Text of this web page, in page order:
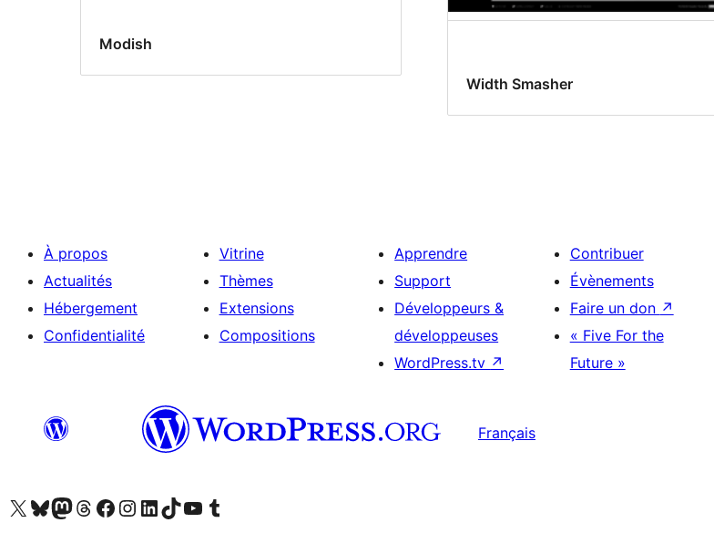
Modish
Width Smasher
À propos
Actualités
Hébergement
Confidentialité
Vitrine
Thèmes
Extensions
Compositions
Apprendre
Support
Développeurs &
développeuses
WordPress.tv ↗
Contribuer
Évènements
Faire un don ↗
« Five For the
Future »
Français
Visitez notre compte X (précédemment Twitter)
Visiter notre compte Bluesky
Visiter notre compte Mastodon
Visiter notre compte Threads
Consulter notre compte Facebook
Consulter notre compte Instagram
Consulter notre compte LinkedIn
Visiter notre compte TokTok
Visiter notre chaîne YouTube
Visiter notre compte Tumblr